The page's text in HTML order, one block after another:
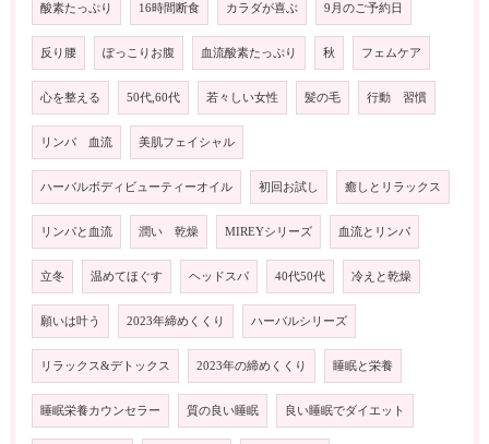
酸素たっぷり 16時間断食 カラダが喜ぶ 9月のご予約日
反り腰 ぽっこりお腹 血流酸素たっぷり 秋 フェムケア
心を整える 50代,60代 若々しい女性 髪の毛 行動 習慣
リンパ 血流 美肌フェイシャル
ハーバルボディビューティーオイル 初回お試し 癒しとリラックス
リンパと血流 潤い 乾燥 MIREYシリーズ 血流とリンパ
立冬 温めてほぐす ヘッドスパ 40代50代 冷えと乾燥
願いは叶う 2023年締めくくり ハーバルシリーズ
リラックス&デトックス 2023年の締めくくり 睡眠と栄養
睡眠栄養カウンセラー 質の良い睡眠 良い睡眠でダイエット